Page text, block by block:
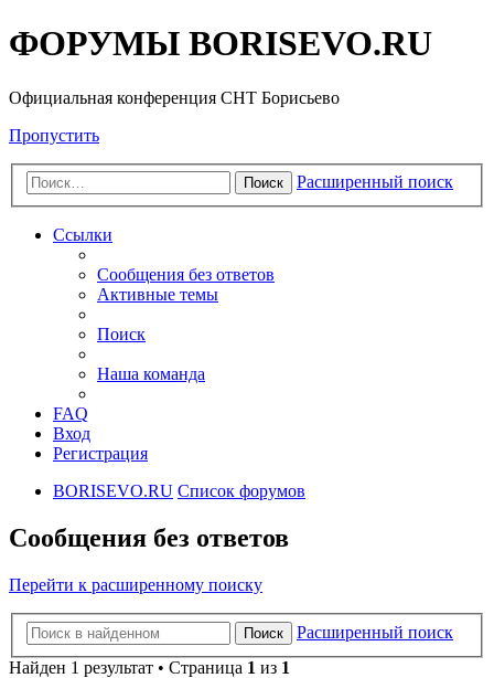
ФОРУМЫ BORISEVO.RU
Официальная конференция СНТ Борисьево
Пропустить
Поиск Расширенный поиск
Ссылки
Сообщения без ответов
Активные темы
Поиск
Наша команда
FAQ
Вход
Регистрация
BORISEVO.RU Список форумов
Сообщения без ответов
Перейти к расширенному поиску
Поиск
Расширенный поиск
Найден 1 результат • Страница 1 из 1